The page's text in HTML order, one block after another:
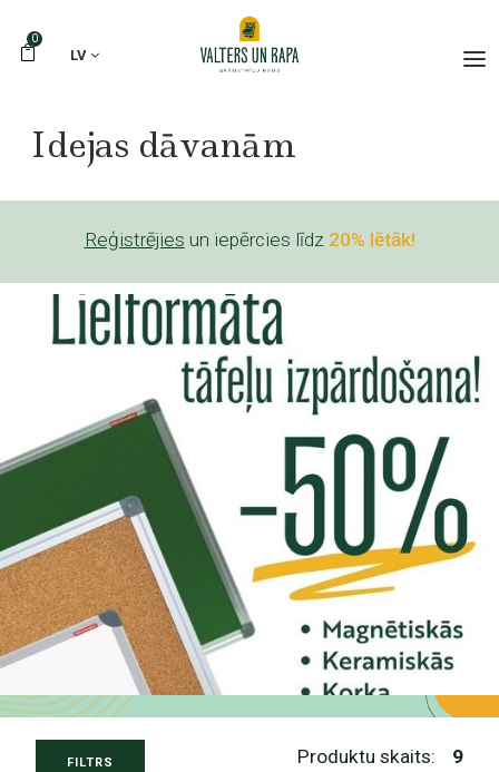
0
LV
Idejas dāvanām
Reģistrējies un iepērcies līdz 20% lētāk!
FILTRS Produktu skaits: 9